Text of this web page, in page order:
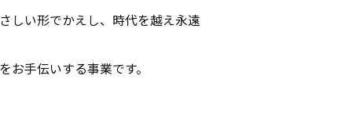
しい形でかえし、時代を越え永遠
お手伝いする事業です。